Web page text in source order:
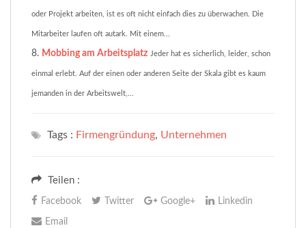
oder Projekt arbeiten, ist es oft nicht einfach dies zu überwachen. Die
Mitarbeiter laufen oft autark. Mit einem...
Mobbing am Arbeitsplatz Jeder hat es sicherlich, leider, schon
einmal erlebt. Auf der einen oder anderen Seite der Skala gibt es kaum
jemanden in der Arbeitswelt,...
Tags : Firmengründung, Unternehmen
Teilen :
Facebook Twitter Google+ Linkedin
Email